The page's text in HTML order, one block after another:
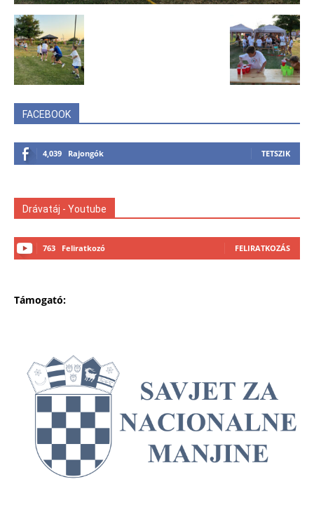
FACEBOOK
4,039 Rajongók TETSZIK
Drávatáj - Youtube
763 Feliratkozó FELIRATKOZÁS
Támogató: